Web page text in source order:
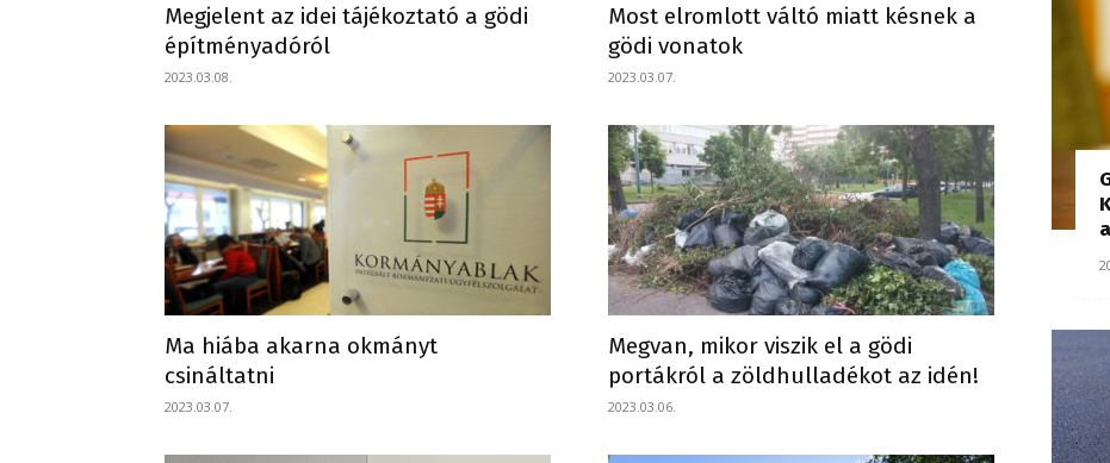
Megjelent az idei tájékoztató a gödi
építményadóról
2023.03.08.
Most elromlott váltó miatt késnek a
gödi vonatok
2023.03.07.
Ma hiába akarna okmányt
csináltatni
2023.03.07.
Megvan, mikor viszik el a gödi
portákról a zöldhulladékot az idén!
2023.03.06.